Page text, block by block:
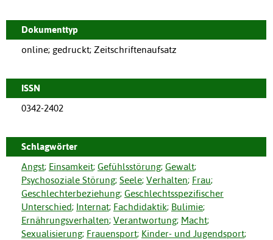
Dokumenttyp
online; gedruckt; Zeitschriftenaufsatz
ISSN
0342-2402
Schlagwörter
Angst; Einsamkeit; Gefühlsstörung; Gewalt;
Psychosoziale Störung; Seele; Verhalten; Frau;
Geschlechterbeziehung; Geschlechtsspezifischer
Unterschied; Internat; Fachdidaktik; Bulimie;
Ernährungsverhalten; Verantwortung; Macht;
Sexualisierung; Frauensport; Kinder- und Jugendsport;